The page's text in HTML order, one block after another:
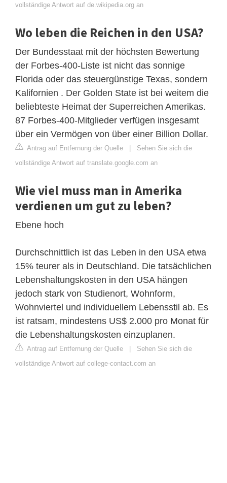
vollständige Antwort auf de.wikipedia.org an
Wo leben die Reichen in den USA?
Der Bundesstaat mit der höchsten Bewertung
der Forbes-400-Liste ist nicht das sonnige
Florida oder das steuergünstige Texas, sondern
Kalifornien . Der Golden State ist bei weitem die
beliebteste Heimat der Superreichen Amerikas.
87 Forbes-400-Mitglieder verfügen insgesamt
über ein Vermögen von über einer Billion Dollar.
Antrag auf Entfernung der Quelle | Sehen Sie sich die
vollständige Antwort auf translate.google.com an
Wie viel muss man in Amerika
verdienen um gut zu leben?
Ebene hoch
Durchschnittlich ist das Leben in den USA etwa
15% teurer als in Deutschland. Die tatsächlichen
Lebenshaltungskosten in den USA hängen
jedoch stark von Studienort, Wohnform,
Wohnviertel und individuellem Lebensstil ab. Es
ist ratsam, mindestens US$ 2.000 pro Monat für
die Lebenshaltungskosten einzuplanen.
Antrag auf Entfernung der Quelle | Sehen Sie sich die
vollständige Antwort auf college-contact.com an